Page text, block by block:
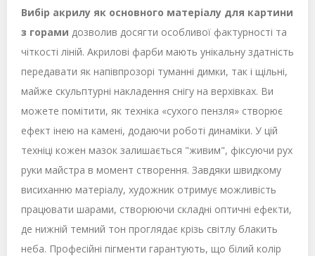
Вибір акрилу як основного матеріалу для картини
з горами дозволив досягти особливої фактурності та
чіткості ліній. Акрилові фарби мають унікальну здатність
передавати як напівпрозорі туманні димки, так і щільні,
майже скульптурні накладення снігу на верхівках. Ви
можете помітити, як техніка «сухого пензля» створює
ефект інею на камені, додаючи роботі динаміки. У цій
техніці кожен мазок залишається "живим", фіксуючи рух
руки майстра в момент створення. Завдяки швидкому
висиханню матеріалу, художник отримує можливість
працювати шарами, створюючи складні оптичні ефекти,
де нижній темний тон проглядає крізь світлу блакить
неба. Професійні пігменти гарантують, що білий колір